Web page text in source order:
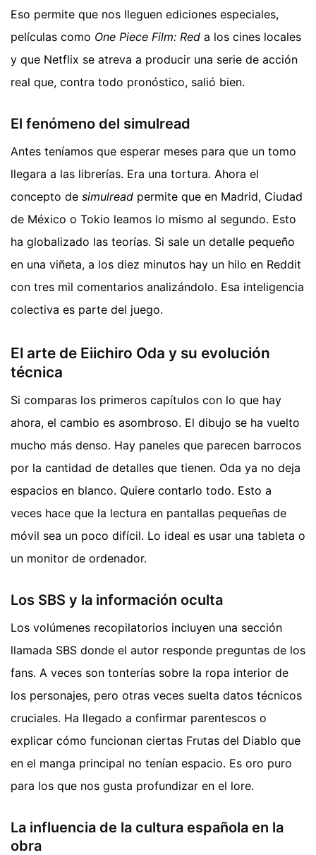
Eso permite que nos lleguen ediciones especiales,
películas como One Piece Film: Red a los cines locales
y que Netflix se atreva a producir una serie de acción
real que, contra todo pronóstico, salió bien.
El fenómeno del simulread
Antes teníamos que esperar meses para que un tomo
llegara a las librerías. Era una tortura. Ahora el
concepto de simulread permite que en Madrid, Ciudad
de México o Tokio leamos lo mismo al segundo. Esto
ha globalizado las teorías. Si sale un detalle pequeño
en una viñeta, a los diez minutos hay un hilo en Reddit
con tres mil comentarios analizándolo. Esa inteligencia
colectiva es parte del juego.
El arte de Eiichiro Oda y su evolución
técnica
Si comparas los primeros capítulos con lo que hay
ahora, el cambio es asombroso. El dibujo se ha vuelto
mucho más denso. Hay paneles que parecen barrocos
por la cantidad de detalles que tienen. Oda ya no deja
espacios en blanco. Quiere contarlo todo. Esto a
veces hace que la lectura en pantallas pequeñas de
móvil sea un poco difícil. Lo ideal es usar una tableta o
un monitor de ordenador.
Los SBS y la información oculta
Los volúmenes recopilatorios incluyen una sección
llamada SBS donde el autor responde preguntas de los
fans. A veces son tonterías sobre la ropa interior de
los personajes, pero otras veces suelta datos técnicos
cruciales. Ha llegado a confirmar parentescos o
explicar cómo funcionan ciertas Frutas del Diablo que
en el manga principal no tenían espacio. Es oro puro
para los que nos gusta profundizar en el lore.
La influencia de la cultura española en la
obra